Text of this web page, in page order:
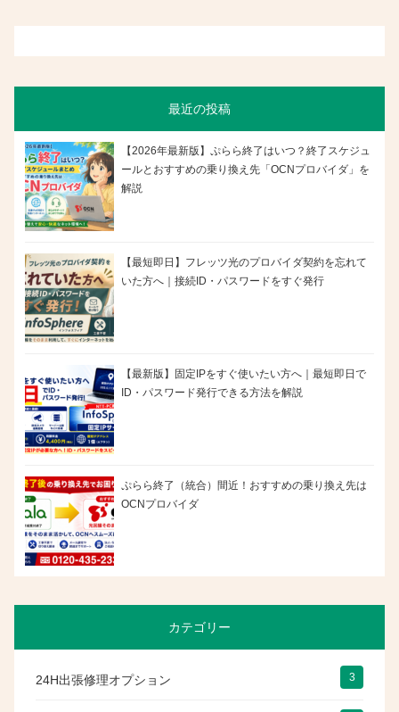
最近の投稿
【2026年最新版】ぷらら終了はいつ？終了スケジュ
ールとおすすめの乗り換え先「OCNプロバイダ」を
解説
【最短即日】フレッツ光のプロバイダ契約を忘れて
いた方へ｜接続ID・パスワードをすぐ発行
【最新版】固定IPをすぐ使いたい方へ｜最短即日で
ID・パスワード発行できる方法を解説
ぷらら終了（統合）間近！おすすめの乗り換え先は
OCNプロバイダ
カテゴリー
24H出張修理オプション 3